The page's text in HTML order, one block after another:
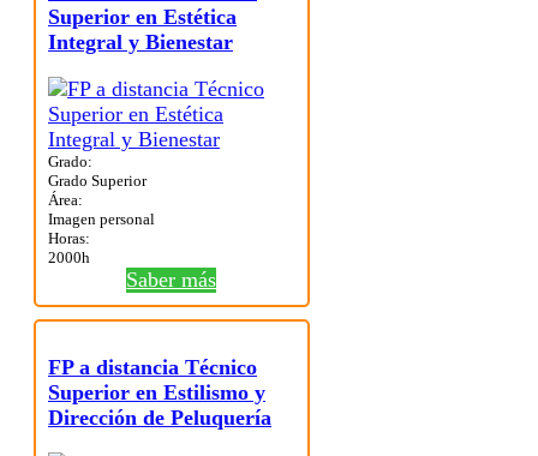
Superior en Estética
Integral y Bienestar
Grado:
Grado Superior
Área:
Imagen personal
Horas:
2000h
Saber más
FP a distancia Técnico
Superior en Estilismo y
Dirección de Peluquería